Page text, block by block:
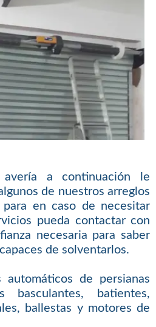
a continuación le
de nuestros arreglos
para en caso de necesitar
pueda contactar con
necesaria para saber
de solventarlos.
automáticos de persianas
basculantes, batientes,
ballestas y motores de